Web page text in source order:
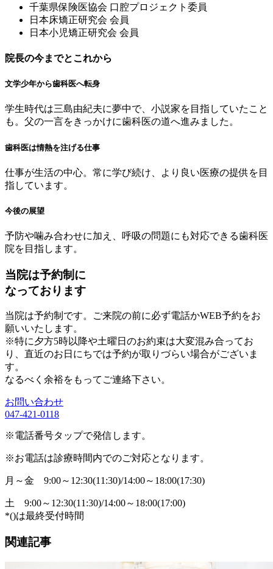
千葉県保険医協会 ⼝腔プロジェクト委員
⽇本床矯正研究会 会員
⽇本⼩児矯正研究会 会員
院長の今までとこれから
文学少年から歯科医へ転身
学生時代は三島由紀夫に夢中で、小説家を目指していたこと
も。父の一言をきっかけに歯科医の道へ進みました。
歯科医は情熱を注げる仕事
仕事が生活の中心。常に学び続け、より良い医療の提供を目
指しています。
今後の展望
予防や噛み合わせに加え、呼吸の問題にも対応できる歯科医
院を目指します。
当院は予約制に
なっております
当院は予約制です。ご来院の前に必ず電話かWEB予約をお
願いいたします。
※特に夕方5時以降や土曜日のお約束は大変混み合ってお
り、直近のお日にちでは予約が取りづらい場合がございま
す。
なるべく余裕をもってご連絡下さい。
お問い合わせ
047-421-0118
※電話番号タップで発信します。
※お電話は診療時間内でのご対応となります。
月～金 9:00～12:30(11:30)/14:00～18:00(17:30)
土 9:00～12:30(11:30)/14:00～18:00(17:00)
*()は最終受付時間
関連記事